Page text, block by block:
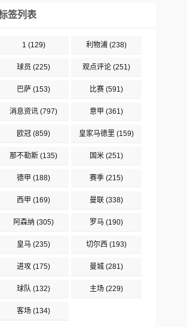
签列表
1 (129) 利物浦 (238)
球员 (225) 观点评论 (251)
巴萨 (153) 比赛 (591)
消息资讯 (797) 意甲 (361)
欧冠 (859) 皇家马德里 (159)
那不勒斯 (135) 国米 (251)
德甲 (188) 赛季 (215)
西甲 (169) 曼联 (338)
阿森纳 (305) 罗马 (190)
皇马 (235) 切尔西 (193)
进攻 (175) 曼城 (281)
球队 (132) 主场 (229)
客场 (134)